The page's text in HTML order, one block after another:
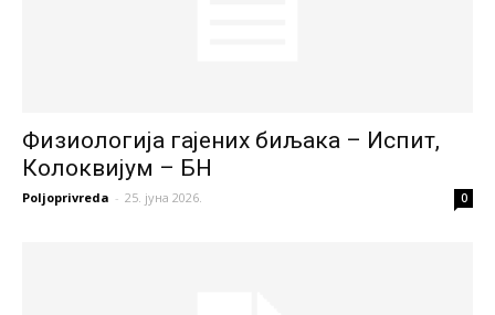
Физиологија гајених биљака – Испит,
Колоквијум – БН
Poljoprivreda - 25. јуна 2026. 0